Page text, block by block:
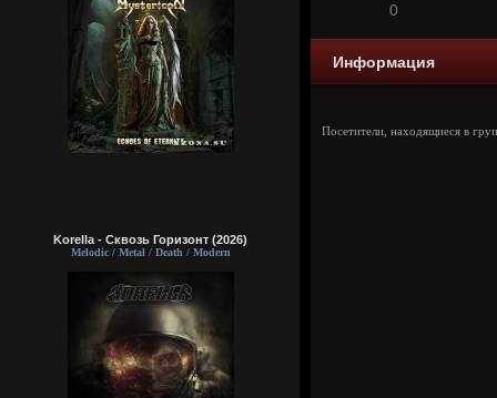
Korella - Сквозь Горизонт (2026)
Melodic / Metal / Death / Modern
0
Информация
Посетители, находящиеся в